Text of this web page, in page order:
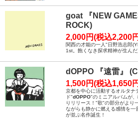
goat 『NEW
ROCK)
2,000円(税込2,200
関西の才能の一人"日野浩志郎
1st。飽くなき探求精神が生んだ
dOPPO 『遠雷』
1,500円(税込1,650
京都を中心に活動するオルタナ
ド"dOPPO"のミニアルバムが、
りリリース！"歌"の部分がより
ながらも静かに燃える感情を一
が並ぶ名作誕生！